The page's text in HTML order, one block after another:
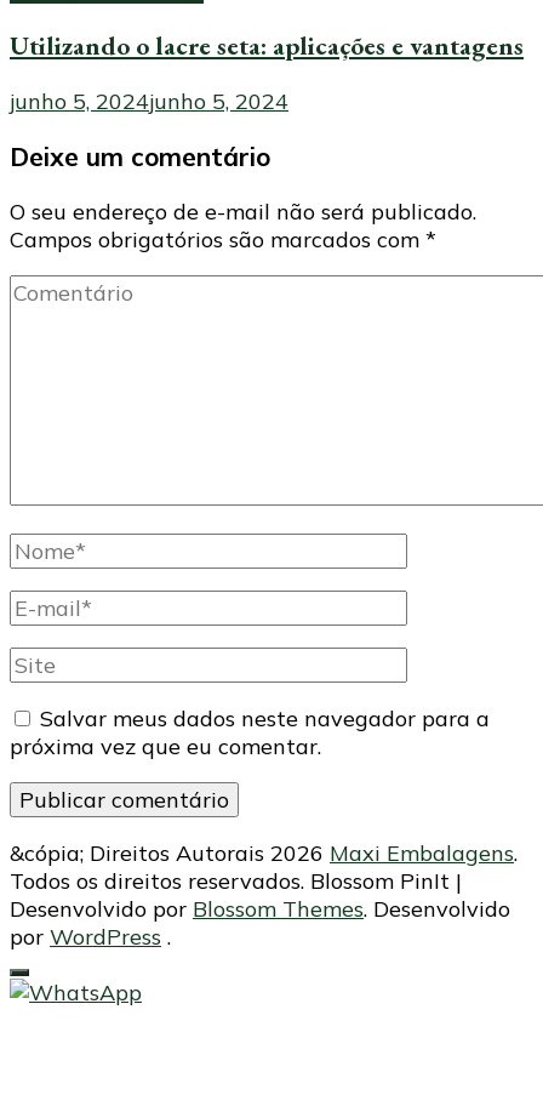
Utilizando o lacre seta: aplicações e vantagens
junho 5, 2024junho 5, 2024
Deixe um comentário
O seu endereço de e-mail não será publicado.
Campos obrigatórios são marcados com *
Comentário
Nome
completo
E-
mail
Site
Salvar meus dados neste navegador para a
próxima vez que eu comentar.
&cópia; Direitos Autorais 2026 Maxi Embalagens.
Todos os direitos reservados. Blossom PinIt |
Desenvolvido por Blossom Themes. Desenvolvido
por WordPress .